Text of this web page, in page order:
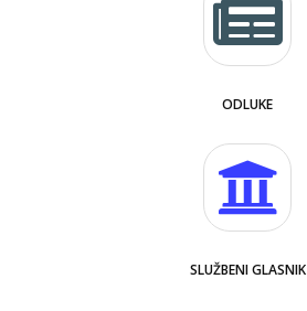
ODLUKE
SLUŽBENI GLASNIK